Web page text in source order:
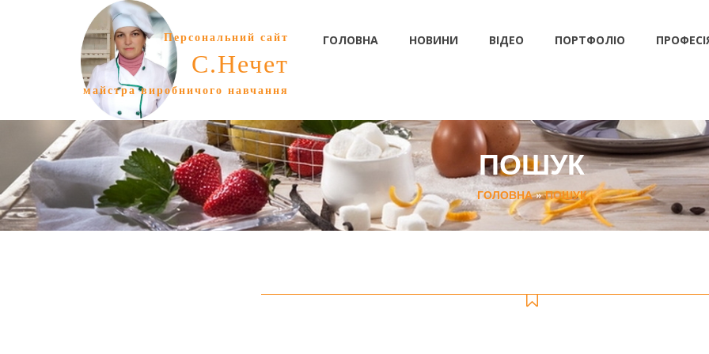
Персональний сайт
С.Нечет
майстра виробничого навчання
ГОЛОВНА НОВИНИ ВІДЕО ПОРТФОЛІО
ПОШУК
ГОЛОВНА»ПОШУК